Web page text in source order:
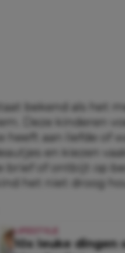
bekend als het
Deze kinderen
heeft aan liefde of
en kiezen
brief of ontbijt op
het niet droog
LIFESTYLE
10x leuke